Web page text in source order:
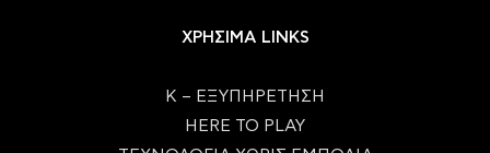
ΧΡΗΣΙΜΑ LINKS
Κ – ΕΞΥΠΗΡΕΤΗΣΗ
HERE TO PLAY